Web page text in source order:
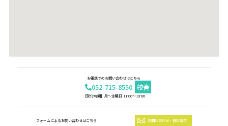
お電話でのお問い合わせはこちら
052-715-8550 校舎
【受付時間】月～金曜日 11:00～19:00
フォームによるお問い合わせはこちら お問い合わせ・資料請求